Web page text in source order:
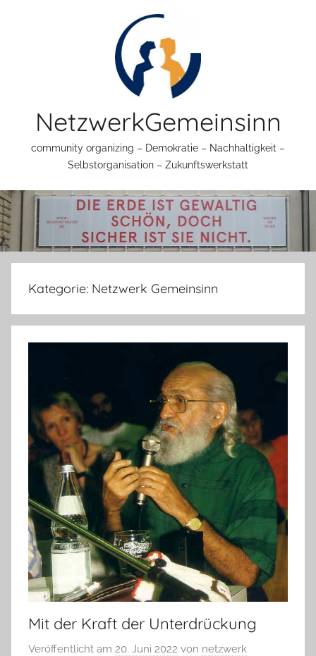
NetzwerkGemeinsinn
community organizing – Demokratie – Nachhaltigkeit –
Selbstorganisation – Zukunftswerkstatt
Kategorie: Netzwerk Gemeinsinn
Mit der Kraft der Unterdrückung
Veröffentlicht am 20. Juni 2022 von netzwerk